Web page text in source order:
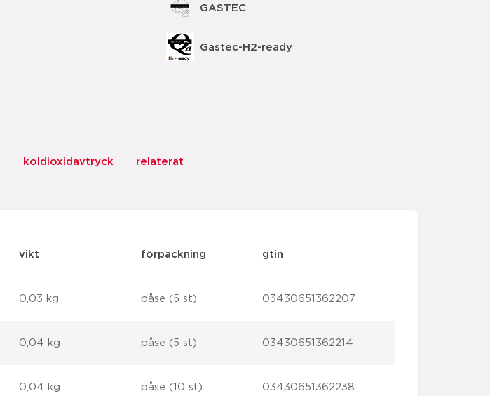
GASTEC
Gastec-H2-ready
koldioxidavtryck relaterat
vikt förpackning gtin
0,03 kg påse (5 st) 03430651362207
0,04 kg påse (5 st) 03430651362214
0,04 kg påse (10 st) 03430651362238